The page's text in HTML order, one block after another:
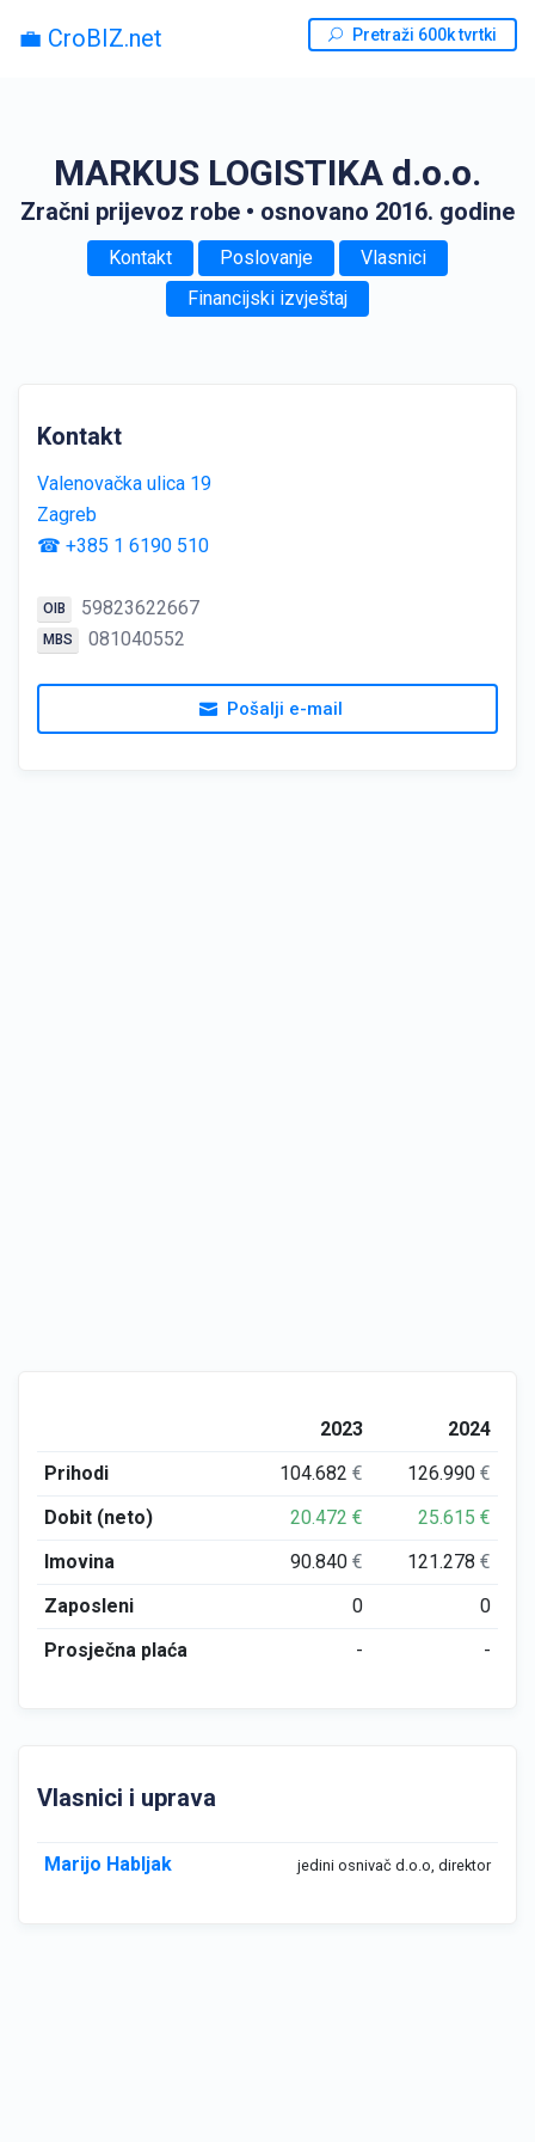
💼 CroBIZ.net Pretraži 600k tvrtki
MARKUS LOGISTIKA d.o.o.
Zračni prijevoz robe • osnovano 2016. godine
Kontakt Poslovanje
Vlasnici
Financijski izvještaj
Kontakt
Valenovačka ulica 19
Zagreb
☎ +385 1 6190 510
OIB 59823622667
MBS 081040552
Pošalji e-mail
2023
2024
Prihodi
104.682€ 126.990€
Dobit (neto)
20.472€ 25.615€
Imovina
90.840€ 121.278€
Zaposleni
0
0
Prosječna plaća
- -
Vlasnici i uprava
Marijo Habljak jedini osnivač d.o.o, direktor